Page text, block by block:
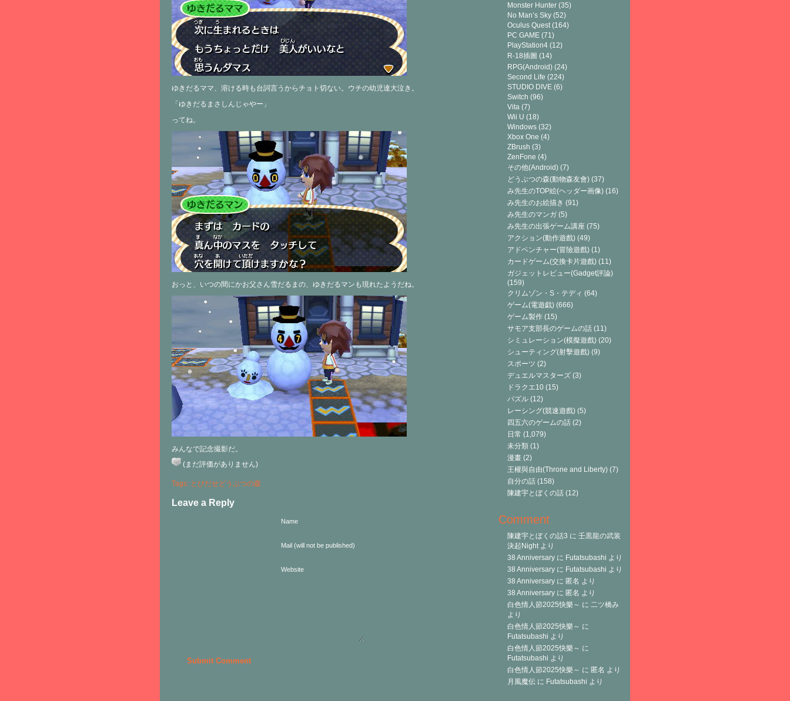
ゆきだるママ、溶ける時も台詞言うからチョト切ない。ウチの幼児達大泣き。
「ゆきだるまさしんじゃやー」
ってね。
おっと、いつの間にかお父さん雪だるまの、ゆきだるマンも現れたようだね。
みんなで記念撮影だ。
(まだ評価がありません)
Tags: とびだせどうぶつの森
Leave a Reply
Name
Mail (will not be published)
Website
Monster Hunter (35)
No Man’s Sky (52)
Oculus Quest(164)
PC GAME (71)
PlayStation4 (12)
R-18插圖 (14)
RPG(Android) (24)
Second Life (224)
STUDIO DIVE (6)
Switch (96)
Vita (7)
Wii U (18)
Windows (32)
Xbox One (4)
ZBrush (3)
ZenFone (4)
その他(Android) (7)
どうぶつの森(動物森友會) (37)
み先生のTOP絵(ヘッダー画像) (16)
み先生のお絵描き (91)
み先生のマンガ (5)
み先生の出張ゲーム講座 (75)
アクション(動作遊戲) (49)
アドベンチャー(冒險遊戲) (1)
カードゲーム(交換卡片遊戲) (11)
ガジェットレビュー(Gadget評論)
(159)
クリムゾン・S・テディ (64)
ゲーム(電遊戯) (666)
ゲーム製作 (15)
サモア支部長のゲームの話 (11)
シミュレーション(模擬遊戲) (20)
シューティング(射擊遊戲) (9)
スポーツ (2)
デュエルマスターズ (3)
ドラクエ10 (15)
パズル (12)
レーシング(競速遊戲) (5)
四五六のゲームの話 (2)
日常 (1,079)
未分類 (1)
漫畫 (2)
王權與自由(Throne and Liberty) (7)
自分の話 (158)
陳建宇とぼくの話 (12)
Comment
陳建宇とぼくの話3 に 壬黒龍の武装
決起Nightより
38 Anniversary に Futatsubashi より
38 Anniversary に Futatsubashi より
38 Anniversary に 匿名 より
38 Anniversary に 匿名 より
白色情人節2025快樂～ に 二ツ橋み
より
白色情人節2025快樂～ に
Futatsubashi より
白色情人節2025快樂～ に
Futatsubashi より
白色情人節2025快樂～ に 匿名 より
月風魔伝 に Futatsubashi より